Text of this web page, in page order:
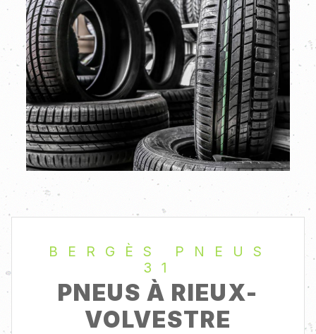
BERGÈS PNEUS
31
PNEUS À RIEUX-
VOLVESTRE